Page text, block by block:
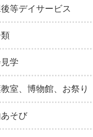
等デイサービス
学
室、博物館、お祭り
そび